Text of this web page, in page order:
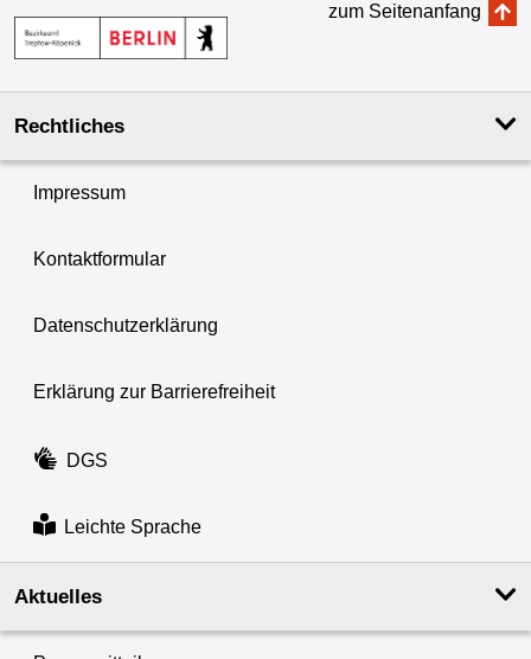
zum Seitenanfang
Rechtliches
Impressum
Kontaktformular
Datenschutzerklärung
Erklärung zur Barrierefreiheit
DGS
Leichte Sprache
Aktuelles